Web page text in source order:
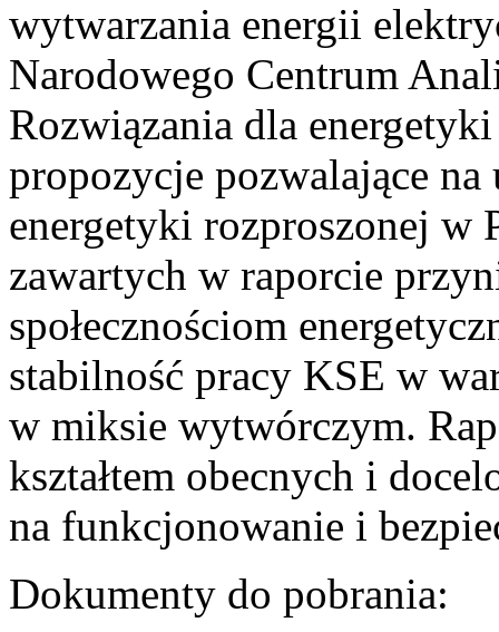
wytwarzania energii
Narodowego Centrum
Rozwiązania dla
propozycje pozwalające
energetyki rozproszonej w
zawartych w raporcie
społecznościom
stabilność pracy KSE w
w miksie wytwórczym.
kształtem obecnych i
na funkcjonowanie i
Dokumenty do pobrania: